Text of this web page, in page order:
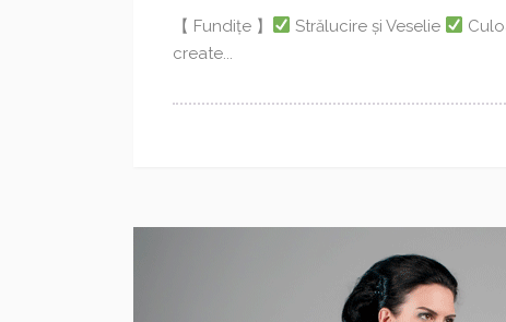
【 Fundițe 】 Strălucire și Veselie
create...